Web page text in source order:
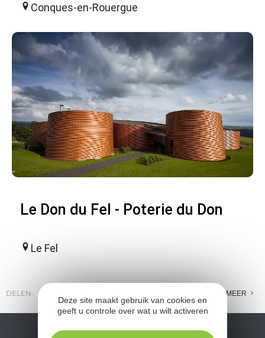
Conques-en-Rouergue
Le Don du Fel - Poterie du Don
Le Fel
DELEN : MEER
Deze site maakt gebruik van cookies en
geeft u controle over wat u wilt activeren